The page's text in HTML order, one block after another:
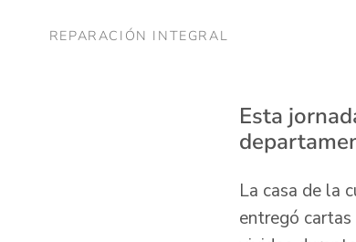
REPARACIÓN INTEGRAL
Esta
La casa de la
entregó